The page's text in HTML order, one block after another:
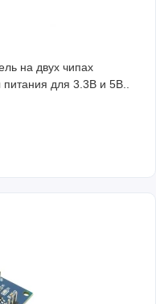
на двух чипах
для 3.3В и 5В..